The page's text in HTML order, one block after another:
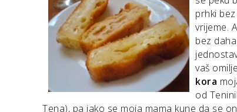
prhki
vrijeme.
bez
vaš
kora
od
Tena), pa iako se moja mama kune da se